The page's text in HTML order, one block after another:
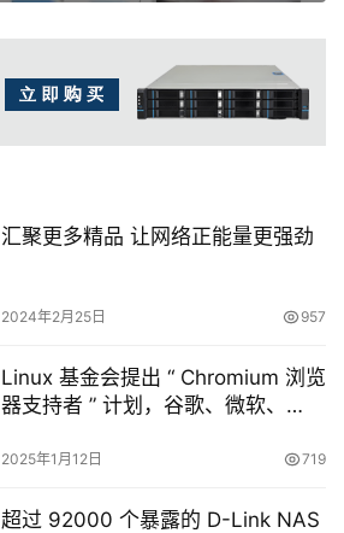
汇聚更多精品 让网络正能量更强劲
2024年2月25日 957
Linux 基金会提出 “ Chromium 浏览
器支持者 ” 计划，谷歌、微软、
2025年1月12日 719
超过 92000 个暴露的 D-Link NAS